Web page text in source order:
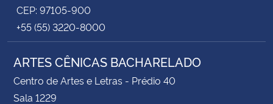
CEP: 97105-900
+55 (55) 3220-8000
ARTES CÊNICAS BACHARELADO
Centro de Artes e Letras - Prédio 40
Sala 1229